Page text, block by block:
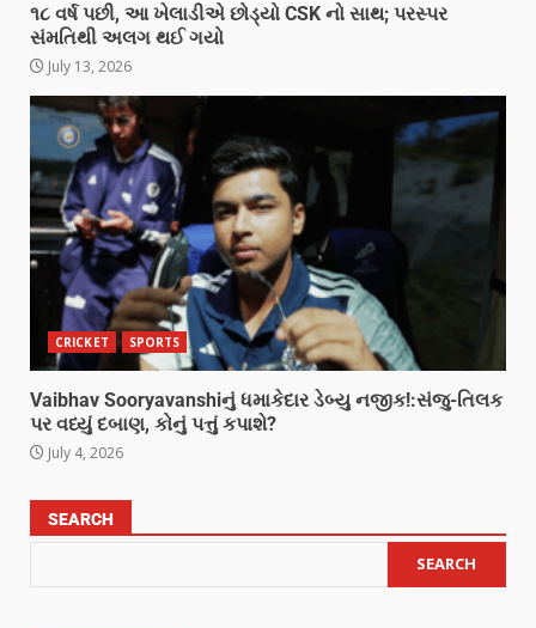
૧૮ વર્ષ પછી, આ ખેલાડીએ છોડ્યો CSK નો સાથ; પરસ્પર
સંમતિથી અલગ થઈ ગયો
July 13, 2026
CRICKET SPORTS
Vaibhav Sooryavanshiનું ધમાકેદાર ડેબ્યુ નજીક!:સંજુ-તિલક
પર વધ્યું દબાણ, કોનું પત્તું કપાશે?
July 4, 2026
SEARCH
SEARCH